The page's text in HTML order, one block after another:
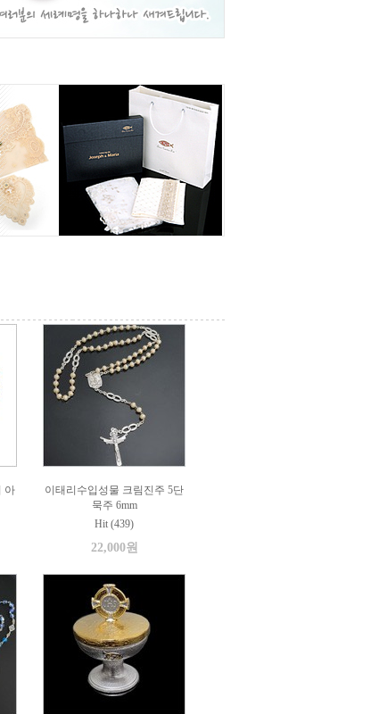
아
이태리수입성물 크림진주 5단
묵주 6mm
Hit (439)
22,000원